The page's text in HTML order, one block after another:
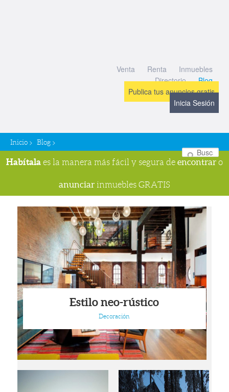
Venta Renta
Inmuebles
Directorio
Blog
Publica tus anuncios gratis
Inicia Sesión
Inicio > Blog >
Habítala es la manera más fácil y segura de encontrar o
anunciar inmuebles GRATIS
Estilo neo-rústico
Decoración